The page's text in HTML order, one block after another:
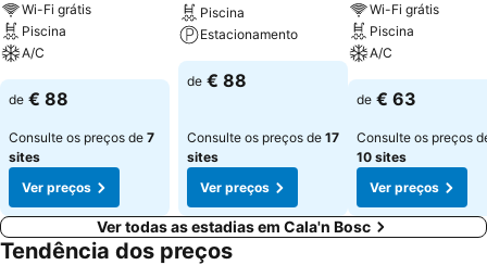
Wi-Fi grátis
Piscina
A/C
de € 88
Consulte os preços de 7
sites
Ver preços
Piscina
Estacionamento
de € 88
Consulte os preços de 17
sites
Ver preços
Wi-Fi grátis
Piscina
A/C
de € 63
Consulte os preços
10 sites
Ver preços
Ver todas as estadias em Cala'n Bosc
Tendência dos preços